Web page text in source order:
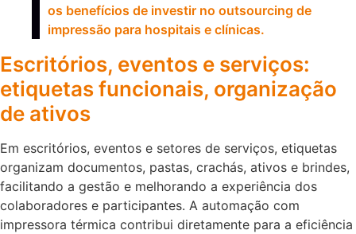
os benefícios de investir no outsourcing de
impressão para hospitais e clínicas.
Escritórios, eventos e serviços:
etiquetas funcionais, organização
de ativos
Em escritórios, eventos e setores de serviços, etiquetas
organizam documentos, pastas, crachás, ativos e brindes,
facilitando a gestão e melhorando a experiência dos
colaboradores e participantes. A automação com
impressora térmica contribui diretamente para a eficiência